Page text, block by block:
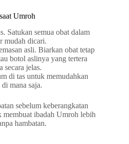
Umroh
Satukan semua obat dalam
mudah dicari.
asli. Biarkan obat tetap
botol aslinya yang tertera
secara jelas.
di tas untuk memudahkan
mana saja.
sebelum keberangkatan
membuat ibadah Umroh lebih
hambatan.